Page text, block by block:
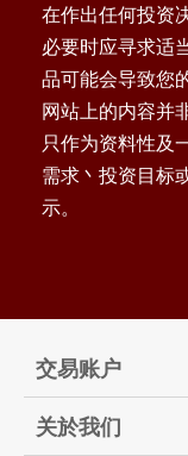
在作出任何投资
必要时应寻求适
品可能会导致您
网站上的内容并
只作为资料性及
需求丶投资目标
示。
交易账户
关於我们